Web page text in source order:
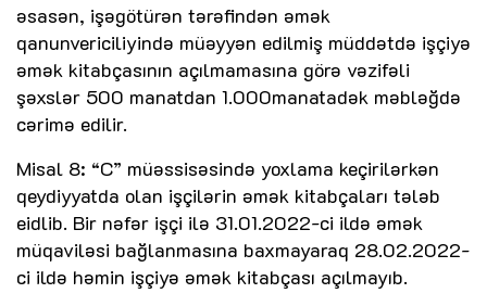
əsasən, işəgötürən tərəfindən əmək
qanunvericiliyində müəyyən edilmiş müddətdə işçiyə
əmək kitabçasının açılmamasına görə vəzifəli
şəxslər 500 manatdan 1.000manatadək məbləğdə
cərimə edilir.
Misal 8: “C” müəssisəsində yoxlama keçirilərkən
qeydiyyatda olan işçilərin əmək kitabçaları tələb
eidlib. Bir nəfər işçi ilə 31.01.2022-ci ildə əmək
müqaviləsi bağlanmasına baxmayaraq 28.02.2022-
ci ildə həmin işçiyə əmək kitabçası açılmayıb.